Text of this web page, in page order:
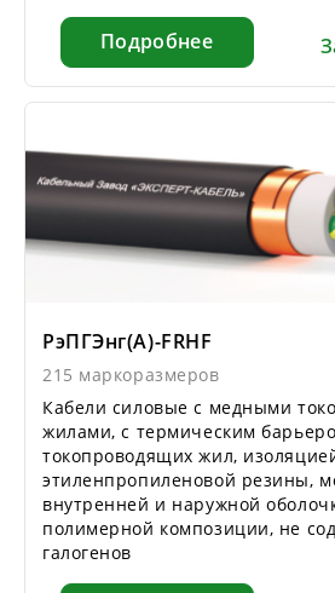
Подробнее
РэПГЭнг(А)-FRHF
215 маркоразмеров
Кабели силовые с медными
жилами, с термическим
токопроводящих жил,
этиленпропиленовой резины,
внутренней и наружной
полимерной композиции, не
галогенов